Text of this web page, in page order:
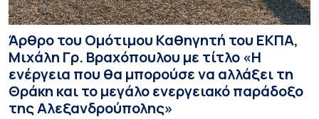
Άρθρο του Ομότιμου Καθηγητή του ΕΚΠΑ,
Μιχάλη Γρ. Βραχόπουλου με τίτλο «Η
ενέργεια που θα μπορούσε να αλλάξει τη
Θράκη και το μεγάλο ενεργειακό παράδοξο
της Αλεξανδρούπολης»